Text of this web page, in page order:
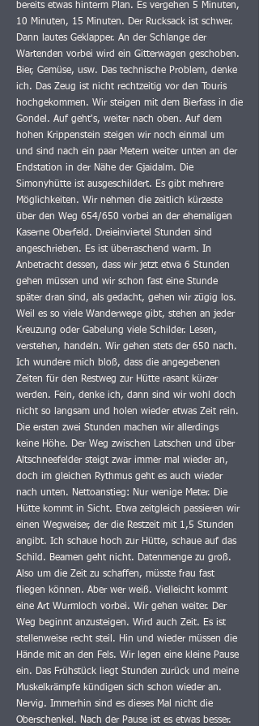
bereits etwas hinterm Plan. Es vergehen 5 Minuten,
10 Minuten, 15 Minuten. Der Rucksack ist schwer.
Dann lautes Geklapper. An der Schlange der
Wartenden vorbei wird ein Gitterwagen geschoben.
Bier, Gemüse, usw. Das technische Problem, denke
ich. Das Zeug ist nicht rechtzeitig vor den Touris
hochgekommen. Wir steigen mit dem Bierfass in die
Gondel. Auf geht's, weiter nach oben. Auf dem
hohen Krippenstein steigen wir noch einmal um
und sind nach ein paar Metern weiter unten an der
Endstation in der Nähe der Gjaidalm. Die
Simonyhütte ist ausgeschildert. Es gibt mehrere
Möglichkeiten. Wir nehmen die zeitlich kürzeste
über den Weg 654/650 vorbei an der ehemaligen
Kaserne Oberfeld. Dreieinviertel Stunden sind
angeschrieben. Es ist überraschend warm. In
Anbetracht dessen, dass wir jetzt etwa 6 Stunden
gehen müssen und wir schon fast eine Stunde
später dran sind, als gedacht, gehen wir zügig los.
Weil es so viele Wanderwege gibt, stehen an jeder
Kreuzung oder Gabelung viele Schilder. Lesen,
verstehen, handeln. Wir gehen stets der 650 nach.
Ich wundere mich bloß, dass die angegebenen
Zeiten für den Restweg zur Hütte rasant kürzer
werden. Fein, denke ich, dann sind wir wohl doch
nicht so langsam und holen wieder etwas Zeit rein.
Die ersten zwei Stunden machen wir allerdings
keine Höhe. Der Weg zwischen Latschen und über
Altschneefelder steigt zwar immer mal wieder an,
doch im gleichen Rythmus geht es auch wieder
nach unten. Nettoanstieg: Nur wenige Meter. Die
Hütte kommt in Sicht. Etwa zeitgleich passieren wir
einen Wegweiser, der die Restzeit mit 1,5 Stunden
angibt. Ich schaue hoch zur Hütte, schaue auf das
Schild. Beamen geht nicht. Datenmenge zu groß.
Also um die Zeit zu schaffen, müsste frau fast
fliegen können. Aber wer weiß. Vielleicht kommt
eine Art Wurmloch vorbei. Wir gehen weiter. Der
Weg beginnt anzusteigen. Wird auch Zeit. Es ist
stellenweise recht steil. Hin und wieder müssen die
Hände mit an den Fels. Wir legen eine kleine Pause
ein. Das Frühstück liegt Stunden zurück und meine
Muskelkrämpfe kündigen sich schon wieder an.
Nervig. Immerhin sind es dieses Mal nicht die
Oberschenkel. Nach der Pause ist es etwas besser.